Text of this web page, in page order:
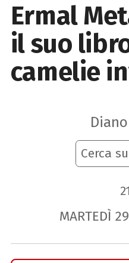
Ermal
il suo
camelie
Cerca
MARTEDÌ 29